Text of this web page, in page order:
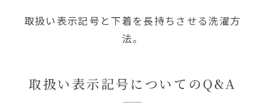
取扱い表示記号と下着を長持ちさせる洗濯方
法。
取扱い表示記号についてのQ&A